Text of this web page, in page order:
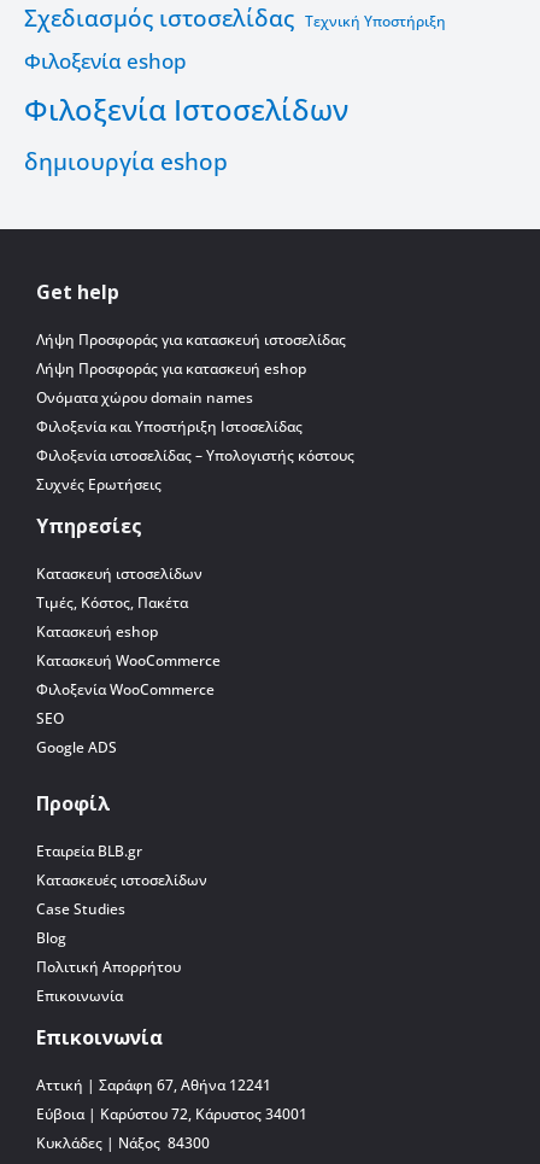
Σχεδιασμός ιστοσελίδας Τεχνική Υποστήριξη
Φιλοξενία eshop
Φιλοξενία Ιστοσελίδων
δημιουργία eshop
Get help
Λήψη Προσφοράς για κατασκευή ιστοσελίδας
Λήψη Προσφοράς για κατασκευή eshop
Ονόματα χώρου domain names
Φιλοξενία και Υποστήριξη Ιστοσελίδας
Φιλοξενία ιστοσελίδας – Υπολογιστής κόστους
Συχνές Ερωτήσεις
Υπηρεσίες
Κατασκευή ιστοσελίδων
Τιμές, Κόστος, Πακέτα
Κατασκευή eshop
Κατασκευή WooCommerce
Φιλοξενία WooCommerce
SEO
Google ADS
Προφίλ
Εταιρεία BLB.gr
Κατασκευές ιστοσελίδων
Case Studies
Blog
Πολιτική Απορρήτου
Επικοινωνία
Επικοινωνία
Αττική | Σαράφη 67, Αθήνα 12241
Εύβοια | Καρύστου 72, Κάρυστος 34001
Κυκλάδες | Νάξος 84300